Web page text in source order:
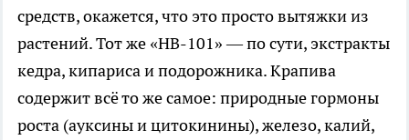
средств, окажется, что это просто вытяжки из
растений. Тот же «НВ-101» — по сути, экстракты
кедра, кипариса и подорожника. Крапива
содержит всё то же самое: природные гормоны
роста (ауксины и цитокинины), железо, калий,